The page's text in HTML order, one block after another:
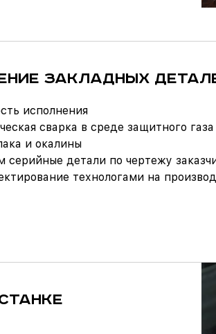
ЗАКЛАДНЫХ
исполнения
сварка в среде защитного
и окалины
серийные детали по чертежу
технологами на